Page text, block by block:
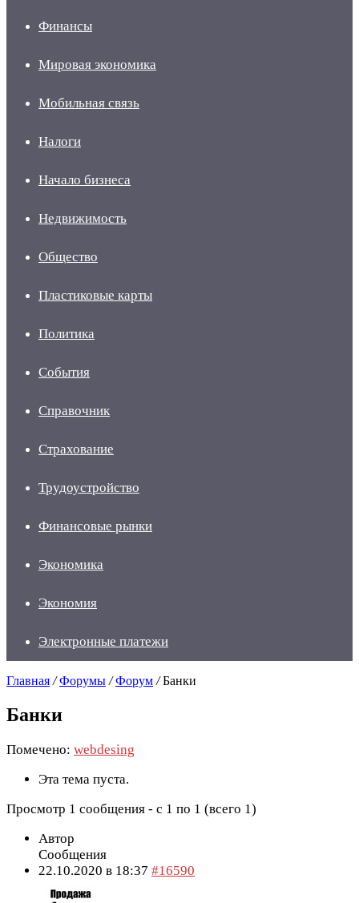
Финансы
Мировая экономика
Мобильная связь
Налоги
Начало бизнеса
Недвижимость
Общество
Пластиковые карты
Политика
События
Справочник
Страхование
Трудоустройство
Финансовые рынки
Экономика
Экономия
Электронные платежи
Главная / Форумы / Форум / Банки
Банки
Помечено: webdesing
Эта тема пуста.
Просмотр 1 сообщения - с 1 по 1 (всего 1)
Автор
Сообщения
22.10.2020 в 18:37 #16590